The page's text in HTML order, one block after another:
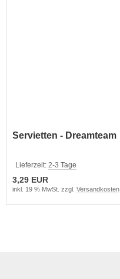
Servietten - Dreamteam
Lieferzeit: 2-3 Tage
3,29 EUR
inkl. 19 % MwSt. zzgl. Versandkosten